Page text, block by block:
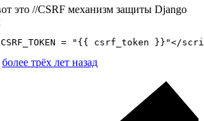
это //CSRF механизм защиты Django
= "{{ csrf_token }}"</
более трёх лет назад